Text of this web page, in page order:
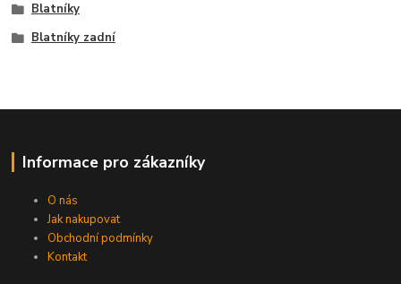
Blatníky
Blatníky zadní
Informace pro zákazníky
O nás
Jak nakupovat
Obchodní podmínky
Kontakt